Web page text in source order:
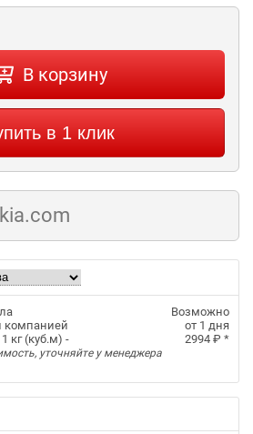
В корзину
в 1 клик
Возможно
компанией
от 1 дня
кг (куб.м) -
2994 ₽ *
уточняйте у менеджера